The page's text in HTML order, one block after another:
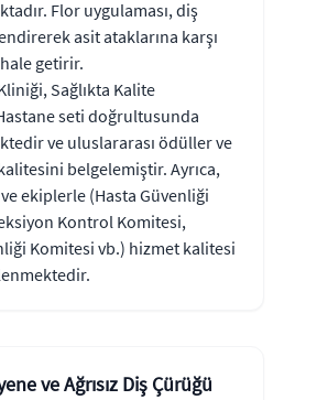
Flor uygulaması, diş
asit ataklarına karşı
getirir.
Sağlıkta Kalite
seti doğrultusunda
ve uluslararası ödüller ve
belgelemiştir. Ayrıca,
ekiplerle (Hasta Güvenliği
Kontrol Komitesi,
Komitesi vb.) hizmet kalitesi
ve Ağrısız Diş Çürüğü